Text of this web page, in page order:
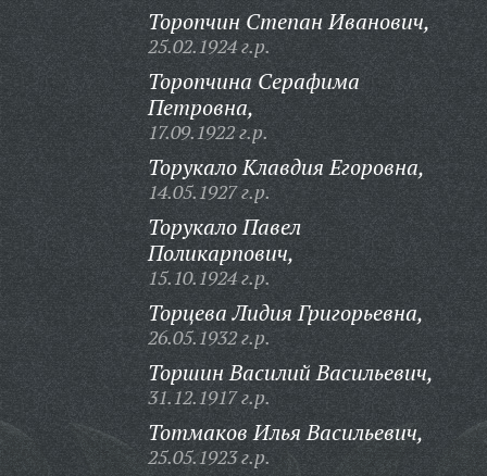
Торопчин Степан Иванович,
25.02.1924 г.р.
Торопчина Серафима
Петровна,
17.09.1922 г.р.
Торукало Клавдия Егоровна,
14.05.1927 г.р.
Торукало Павел
Поликарпович,
15.10.1924 г.р.
Торцева Лидия Григорьевна,
26.05.1932 г.р.
Торшин Василий Васильевич,
31.12.1917 г.р.
Тотмаков Илья Васильевич,
25.05.1923 г.р.